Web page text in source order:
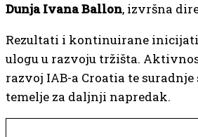
Dunja Ivana Ballon, izvršna
Rezultati i kontinuirane
ulogu u razvoju tržišta.
razvoj IAB-a Croatia te
temelje za daljnji napredak.